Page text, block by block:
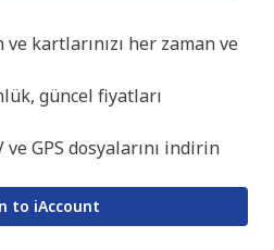
kartlarınızı her zaman ve
güncel fiyatları
GPS dosyalarını indirin
to iAccount